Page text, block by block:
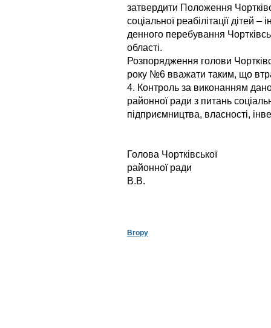
затвердити Положення
соціальної реабілітації дітей
денного перебування
області.
Розпорядження голови
року №6 вважати таким, що
4. Контроль за виконанням
районної ради з питань
підприємництва, власності,
Голова Чортківської
районної
В.В.
Вгору